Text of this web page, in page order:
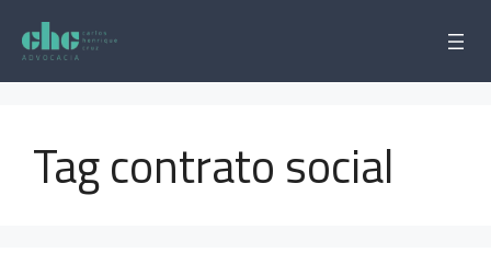
para
conteúdo
Tag contrato social